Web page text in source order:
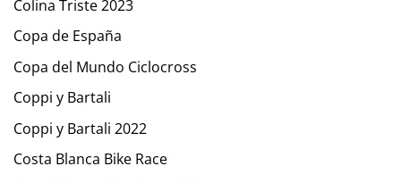
Colina Triste 2023
Copa de España
Copa del Mundo Ciclocross
Coppi y Bartali
Coppi y Bartali 2022
Costa Blanca Bike Race